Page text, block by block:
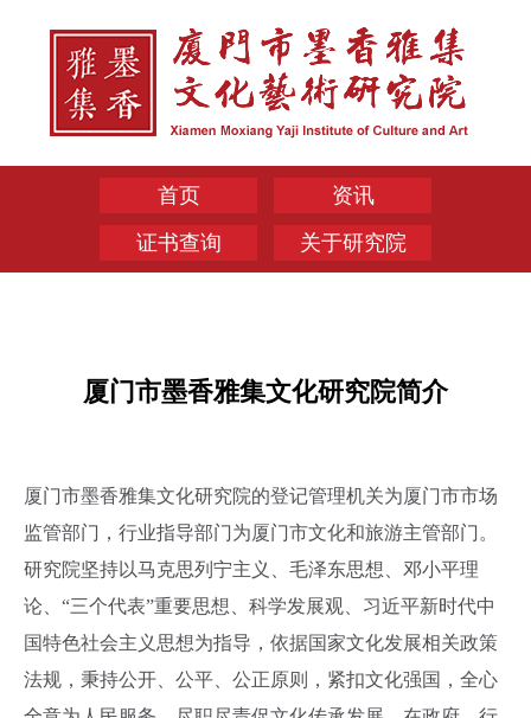
首页
资讯
证书查询
关于研究院
厦门市墨香雅集文化研究院简介
厦门市墨香雅集文化研究院的登记管理机关为厦门市市场
监管部门，行业指导部门为厦门市文化和旅游主管部门。
研究院坚持以马克思列宁主义、毛泽东思想、邓小平理
论、“三个代表”重要思想、科学发展观、习近平新时代中
国特色社会主义思想为指导，依据国家文化发展相关政策
法规，秉持公开、公平、公正原则，紧扣文化强国，全心